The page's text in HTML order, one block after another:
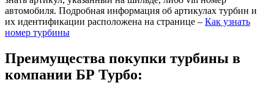
автомобиля. Подробная информация об артикулах турбин и
их идентификации расположена на странице – Как узнать
номер турбины
Преимущества покупки турбины в
компании БР Турбо: